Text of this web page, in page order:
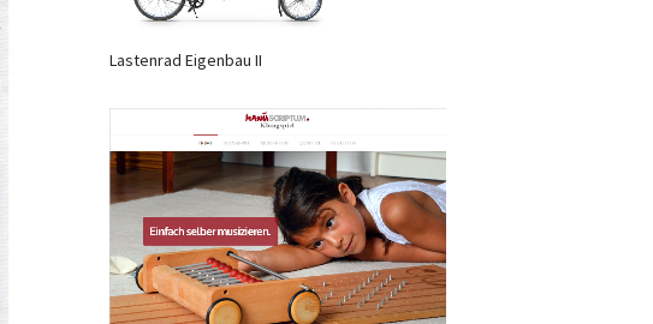
Lastenrad Eigenbau II